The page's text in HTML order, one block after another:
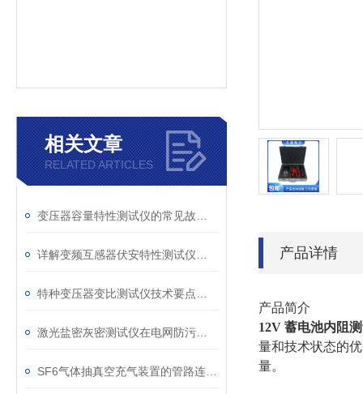
相关文章
RELATED ARTICLES
产品详情
产品简介
12V 蓄电池内阻
量和技术状态的
量。